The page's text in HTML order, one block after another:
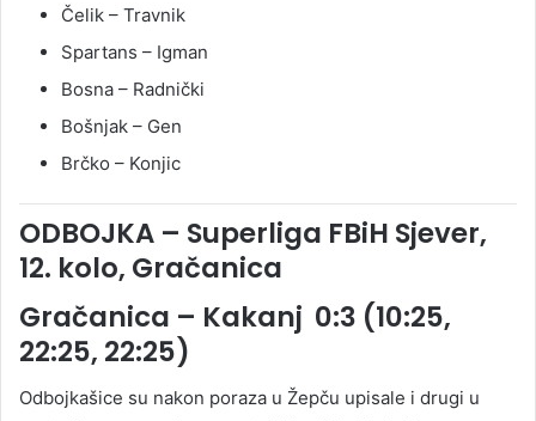
Čelik – Travnik
Spartans – Igman
Bosna – Radnički
Bošnjak – Gen
Brčko – Konjic
ODBOJKA – Superliga FBiH Sjever,
12. kolo, Gračanica
Gračanica – Kakanj 0:3 (10:25,
22:25, 22:25)
Odbojkašice su nakon poraza u Žepču upisale i drugi u